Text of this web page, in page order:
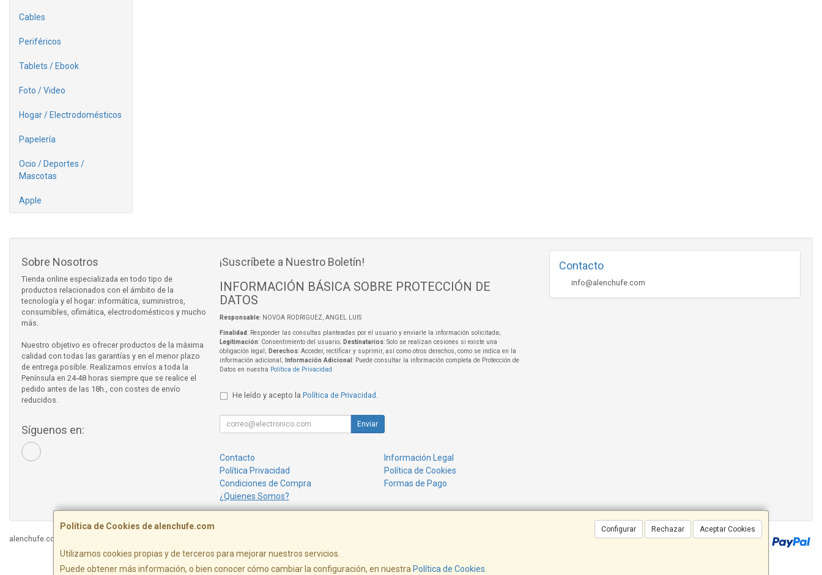
Cables
Periféricos
Tablets / Ebook
Foto / Video
Hogar / Electrodomésticos
Papelería
Ocio / Deportes /
Mascotas
Apple
Política de Cookies de alenchufe.com Configurar Rechazar Aceptar Cookies
Utilizamos cookies propias y de terceros para mejorar nuestros servicios.
Puede obtener más información, o bien conocer cómo cambiar la configuración, en nuestra Política de Cookies
Sobre Nosotros
Tienda online especializada en todo tipo de
productos relacionados con el ámbito de la
tecnología y el hogar: informática, suministros,
consumibles, ofimática, electrodomésticos y mucho
más.
Nuestro objetivo es ofrecer productos de la máxima
calidad con todas las garantías y en el menor plazo
de entrega posible. Realizamos envíos a toda la
Península en 24-48 horas siempre que se realice el
pedido antes de las 18h., con costes de envío
reducidos.
Síguenos en:
¡Suscríbete a Nuestro Boletín!
INFORMACIÓN BÁSICA SOBRE PROTECCIÓN DE
DATOS
Responsable: NOVOA RODRIGUEZ, ANGEL LUIS
Finalidad: Responder las consultas planteadas por el usuario y enviarle la información solicitada;
Legitimación: Consentimiento del usuario; Destinatarios: Solo se realizan cesiones si existe una
obligación legal; Derechos: Acceder, rectificar y suprimir, así como otros derechos, como se indica en la
información adicional;
Información Adicional : Puede consultar la información completa de Protección de
Datos en nuestra Política de Privacidad
He leído y acepto la Política de Privacidad .
Enviar
Contacto
Información Legal
Política Privacidad
Política de Cookies
Condiciones de Compra
Formas de Pago
¿Quienes Somos?
Contacto
info@alenchufe.com
alenchufe.com © 2026